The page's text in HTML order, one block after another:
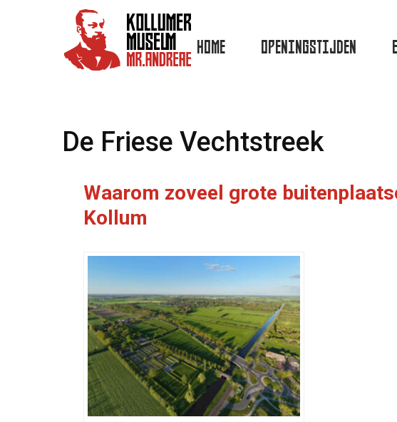
HOME OPENINGSTIJDEN
De Friese Vechtstreek
Waarom zoveel grote
Kollum